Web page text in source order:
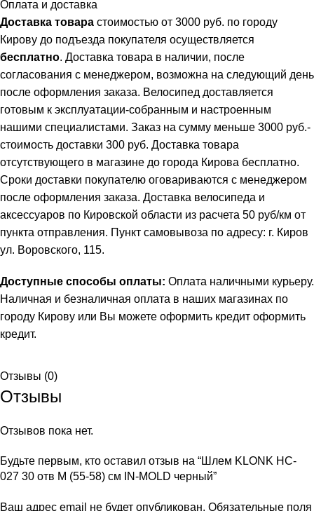
Оплата и доставка
Доставка товара стоимостью от 3000 руб. по городу
Кирову до подъезда покупателя осуществляется
бесплатно. Доставка товара в наличии, после
согласования с менеджером, возможна на следующий день
после оформления заказа. Велосипед доставляется
готовым к эксплуатации-собранным и настроенным
нашими специалистами. Заказ на сумму меньше 3000 руб.-
стоимость доставки 300 руб. Доставка товара
отсутствующего в магазине до города Кирова бесплатно.
Сроки доставки покупателю оговариваются с менеджером
после оформления заказа. Доставка велосипеда и
аксессуаров по Кировской области из расчета 50 руб/км от
пункта отправления. Пункт самовывоза по адресу: г. Киров
ул. Воровского, 115.
Доступные способы оплаты: Оплата наличными курьеру.
Наличная и безналичная оплата в наших магазинах по
городу Кирову или Вы можете оформить кредит оформить
кредит.
Отзывы (0)
Отзывы
Отзывов пока нет.
Будьте первым, кто оставил отзыв на “Шлем KLONK HC-
027 30 отв M (55-58) см IN-MOLD черный”
Ваш адрес email не будет опубликован. Обязательные поля